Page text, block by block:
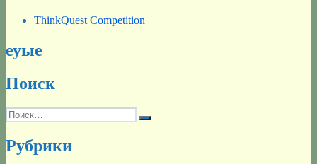
ThinkQuest Competition
еуые
Поиск
Искать:
Поиск
Рубрики